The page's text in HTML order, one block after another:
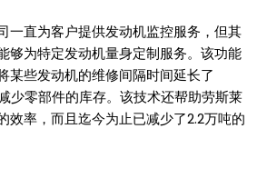
一直为客户提供发动机监控服务，但其
够为特定发动机量身定制服务。该功能
某些发动机的维修间隔时间延长了
少零部件的库存。该技术还帮助劳斯莱
效率，而且迄今为止已减少了2.2万吨的